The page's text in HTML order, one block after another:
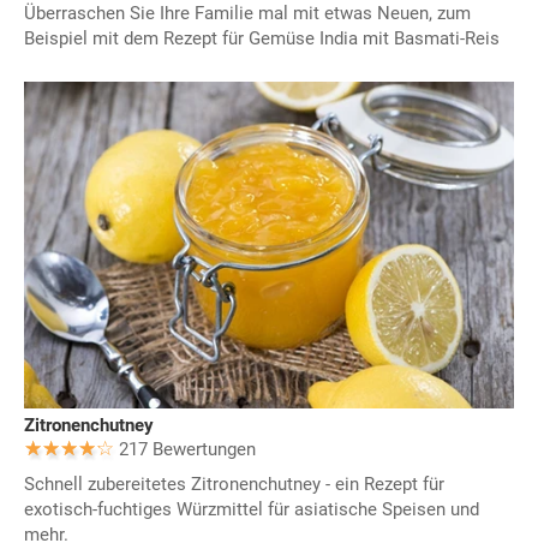
Überraschen Sie Ihre Familie mal mit etwas Neuen, zum
Beispiel mit dem Rezept für Gemüse India mit Basmati-Reis
Zitronenchutney
217 Bewertungen
Schnell zubereitetes Zitronenchutney - ein Rezept für
exotisch-fuchtiges Würzmittel für asiatische Speisen und
mehr.